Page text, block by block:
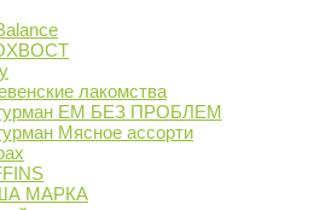
лакомства
ЕМ БЕЗ ПРОБЛЕМ
Мясное ассорти
МАРКА